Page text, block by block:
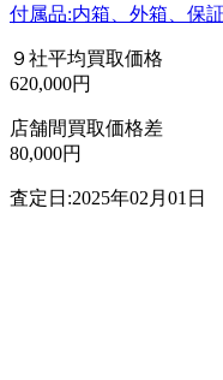
付属品:内箱、外箱、保
９社平均買取価格
620,000円
店舗間買取価格差
80,000円
査定日:2025年02月01日